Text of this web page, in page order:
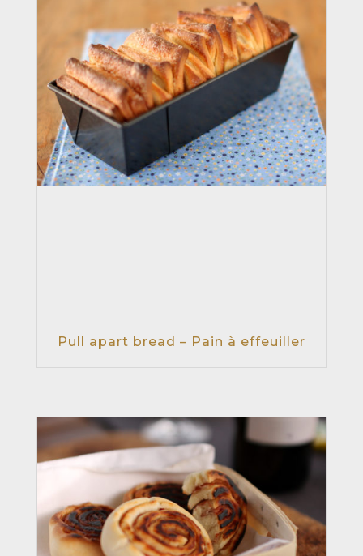
Pull apart bread – Pain à effeuiller